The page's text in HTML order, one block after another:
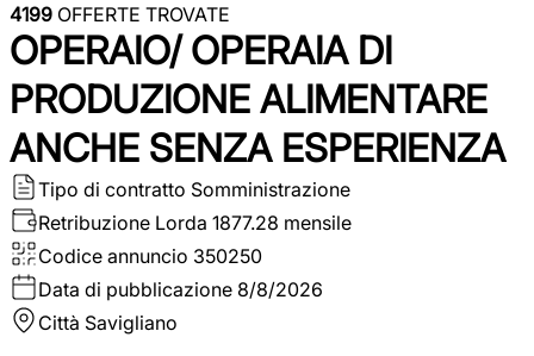
4199 OFFERTE TROVATE
OPERAIO/ OPERAIA DI
PRODUZIONE ALIMENTARE
ANCHE SENZA ESPERIENZA
Tipo di contratto Somministrazione
Retribuzione Lorda 1877.28 mensile
Codice annuncio 350250
Data di pubblicazione 8/8/2026
Città Savigliano